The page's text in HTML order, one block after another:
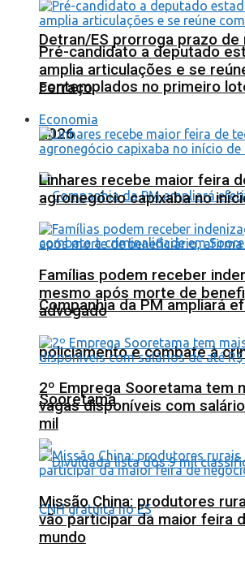
Detran/ES prorroga prazo
contemplados no primeiro
2026
Companhia da PM ampliará
policiamento e combate à
Sooretama
Pré-candidato a deputado
amplia articulações e se
Ferraço
Economia
Linhares recebe maior feira
agronegócio capixaba no
Famílias podem receber
mesmo após morte de
advogado
2º Emprega Sooretama tem
vagas disponíveis com
mil
Missão China: produtores
vão participar da maior feira
mundo